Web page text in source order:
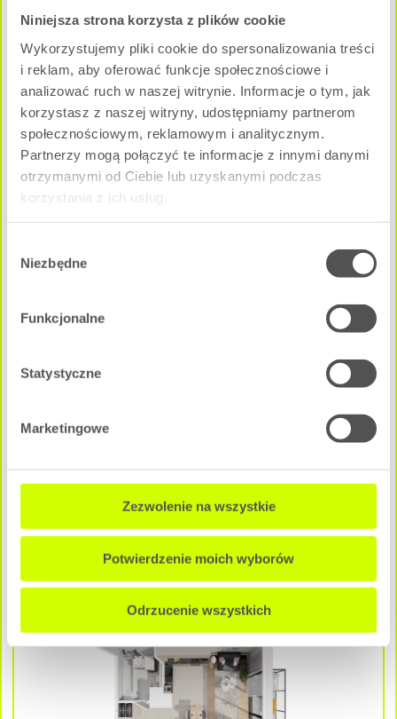
Niniejsza strona korzysta z plików cookie
Wykorzystujemy pliki cookie do spersonalizowania treści
i reklam, aby oferować funkcje społecznościowe i
analizować ruch w naszej witrynie. Informacje o tym, jak
korzystasz z naszej witryny, udostępniamy partnerom
społecznościowym, reklamowym i analitycznym.
Partnerzy mogą połączyć te informacje z innymi danymi
otrzymanymi od Ciebie lub uzyskanymi podczas
korzystania z ich usług.
zgody
Niezbędne
Funkcjonalne
Statystyczne
Marketingowe
Zezwolenie na wszystkie
Potwierdzenie moich wyborów
Odrzucenie wszystkich
29.63 m2
Cena całkowita mieszkania:
308 152 zł
NEGOCJUJ CENĘ
B - A2M4
Pow. użytkowa:
B - A3M4 Dostępne